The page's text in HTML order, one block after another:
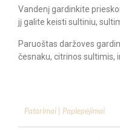
Vandenį gardinkite
jį galite keisti sultiniu,
Paruoštas daržoves
česnaku, citrinos sultimis,
Patarimai | Paplepėjimai